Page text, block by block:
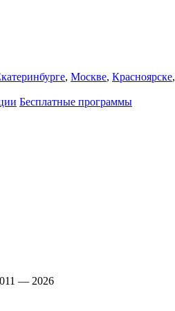
, Москве, Красноярске,
Бесплатные программы
— 2026